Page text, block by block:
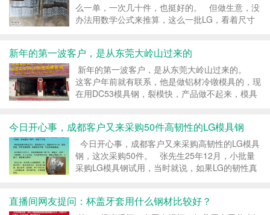
么一单，一次几十件，也挺好的。 但做生意，没
办法用数学公式来推算，这么一批LG，看着尺寸
用OK...
新年的第一波客户，是从东莞大岭山过来的
新年的第一波客户，是从东莞大岭山过来的。
这客户年前就有联系，他是做铝材冷镦模具的，现
在用DC53模具钢，裂模快，产品做不起来，模具
道，他...
今日开心事，成都客户又来采购50件高韧性的LG模具钢
今日开心事，成都客户又来采购高韧性的LG模具
钢，这次采购50件。 张先生25年12月，小批量
采购LG模具钢试用，当时就说，如果LG的韧性真
件，看来张...
直播间网友提问：杯盖牙套用什么钢材比较好？